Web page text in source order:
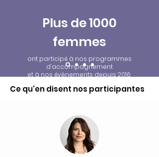
Plus de 1000
femmes
ont participé à nos programmes
d'accompagnement
et à nos évènements depuis 2016
Ce qu'en disent nos participantes